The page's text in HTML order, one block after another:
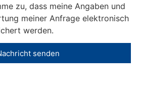
zu, dass meine Angaben und
meiner Anfrage elektronisch
werden.
senden